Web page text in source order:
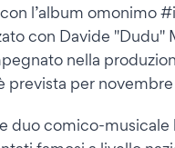
l’album omonimo
con Davide
nella
prevista per
duo comico-